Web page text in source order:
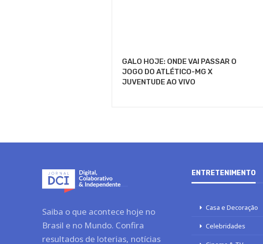
GALO HOJE: ONDE VAI PASSAR O
JOGO DO ATLÉTICO-MG X
JUVENTUDE AO VIVO
Saiba o que acontece hoje no
Brasil e no Mundo. Confira
resultados de loterias, notícias
ENTRETENIMENTO
Casa e Decoração
Celebridades